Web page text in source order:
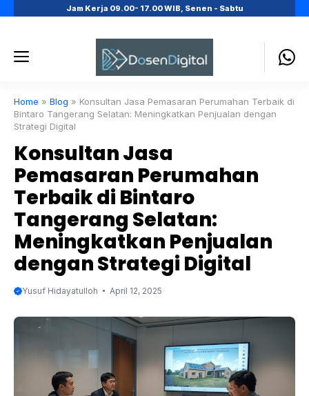
Jam Kerja 09.00- 17.00 WIB, Senen - Sabtu
Menu
Home » Blog » Konsultan Jasa Pemasaran Perumahan Terbaik di
Bintaro Tangerang Selatan: Meningkatkan Penjualan dengan
Strategi Digital
Konsultan Jasa
Pemasaran Perumahan
Terbaik di Bintaro
Tangerang Selatan:
Meningkatkan Penjualan
dengan Strategi Digital
Yusuf Hidayatulloh April 12, 2025